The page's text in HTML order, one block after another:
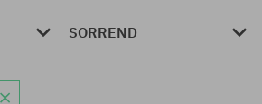
SORREND